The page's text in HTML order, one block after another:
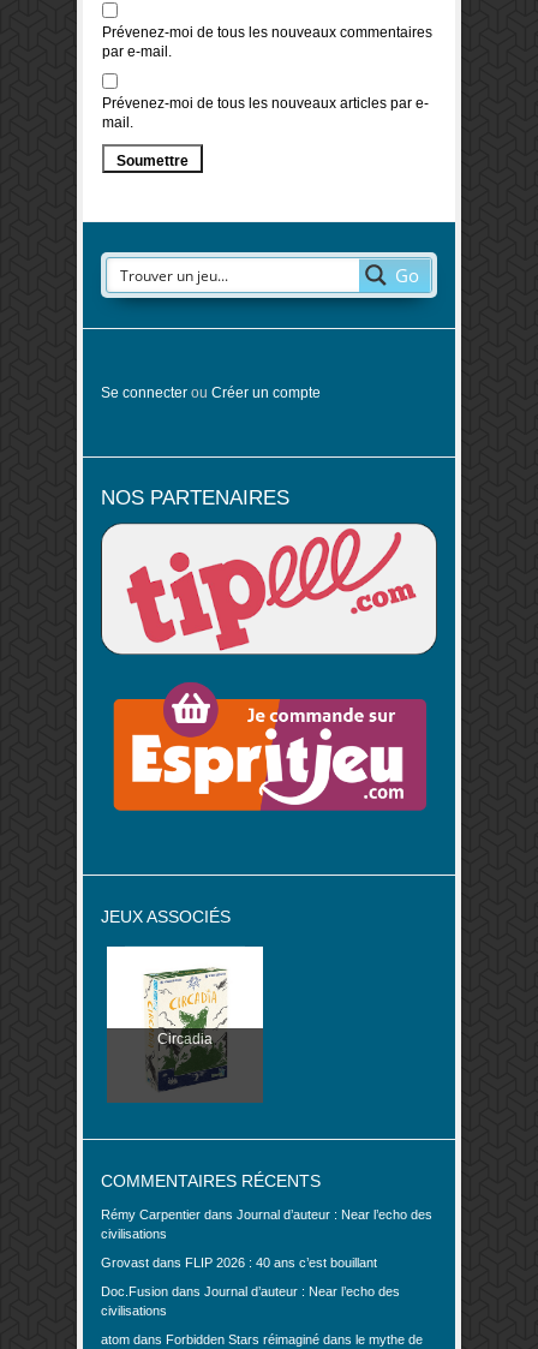
Prévenez-moi de tous les nouveaux commentaires
par e-mail.
Prévenez-moi de tous les nouveaux articles par e-
mail.
Go
Se connecter ou Créer un compte
NOS PARTENAIRES
JEUX ASSOCIÉS
Circadia
COMMENTAIRES RÉCENTS
Rémy Carpentier dans Journal d’auteur : Near l’echo des
civilisations
Grovast dans FLIP 2026 : 40 ans c’est bouillant
Doc.Fusion dans Journal d’auteur : Near l’echo des
civilisations
atom dans Forbidden Stars réimaginé dans le mythe de